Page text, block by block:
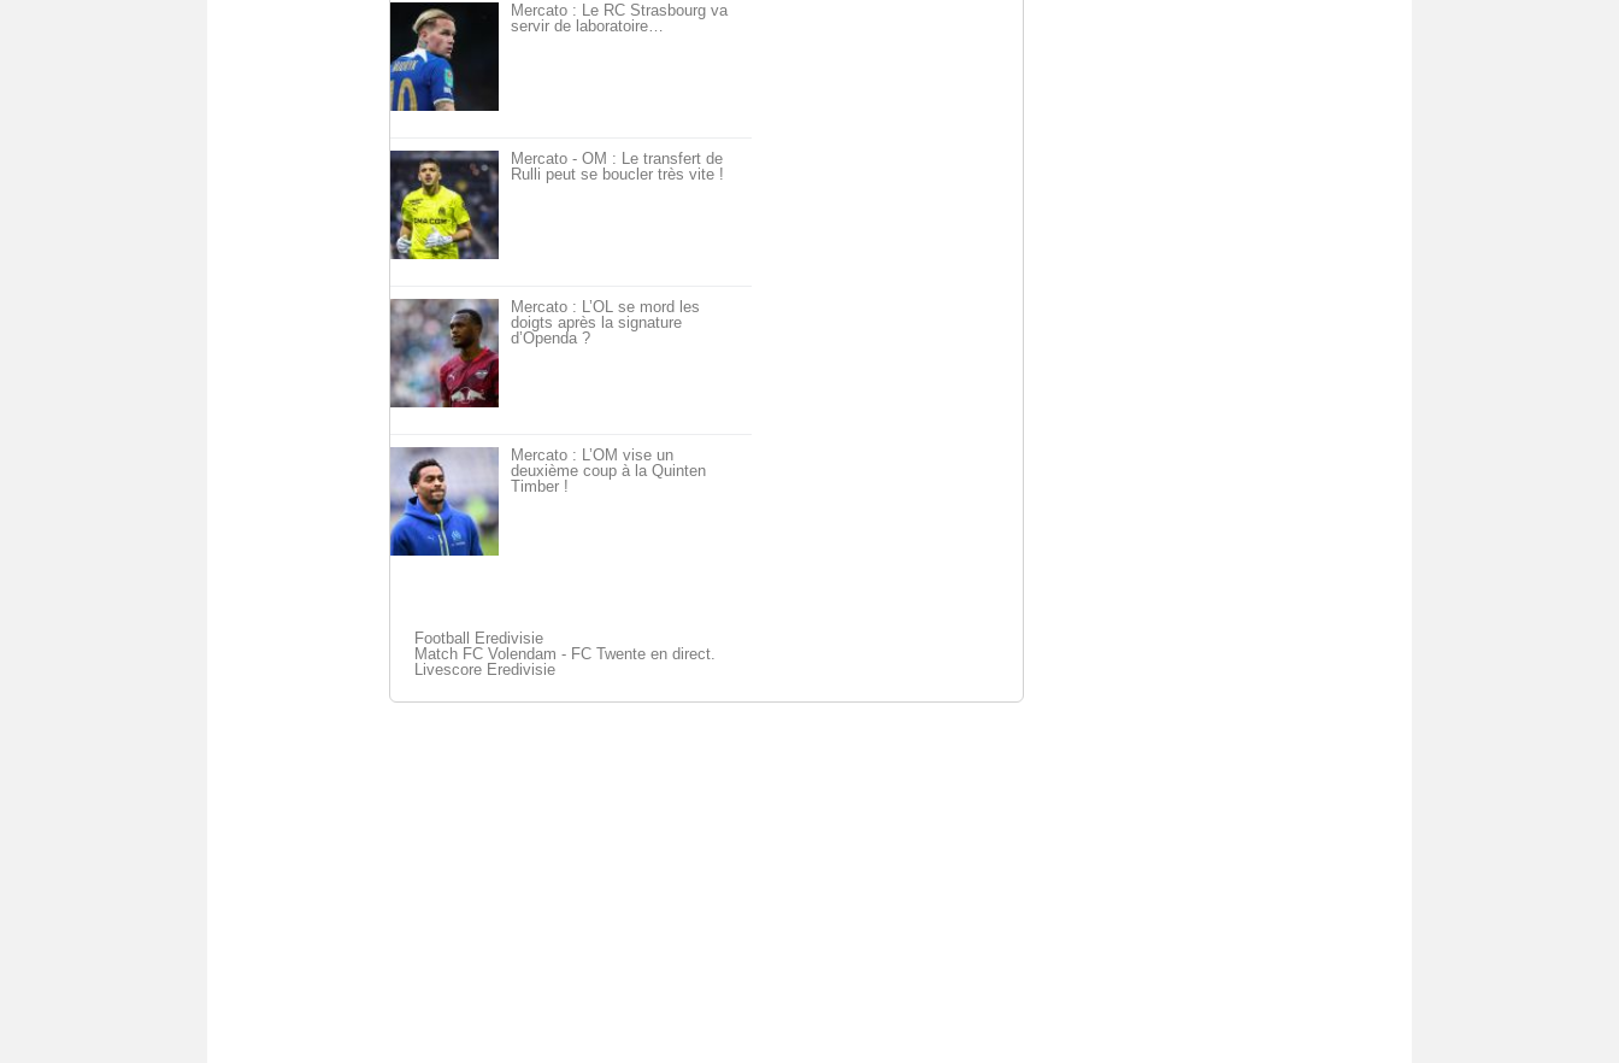
Mercato : Le RC Strasbourg va
servir de laboratoire…
Mercato - OM : Le transfert de
Rulli peut se boucler très vite !
Mercato : L’OL se mord les
doigts après la signature
d’Openda ?
Mercato : L’OM vise un
deuxième coup à la Quinten
Timber !
Football Eredivisie
Match FC Volendam - FC Twente en direct.
Livescore Eredivisie